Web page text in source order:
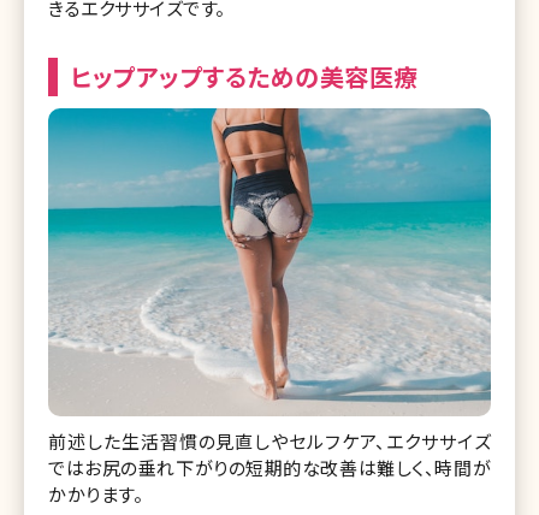
きるエクササイズです。
ヒップアップするための美容医療
前述した生活習慣の見直しやセルフケア、エクササイズ
ではお尻の垂れ下がりの短期的な改善は難しく、時間が
かかります。